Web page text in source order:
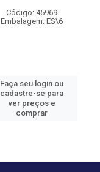
Código: 45969
Embalagem: ES\6
Faça seu login ou
cadastre-se para
ver preços e
comprar